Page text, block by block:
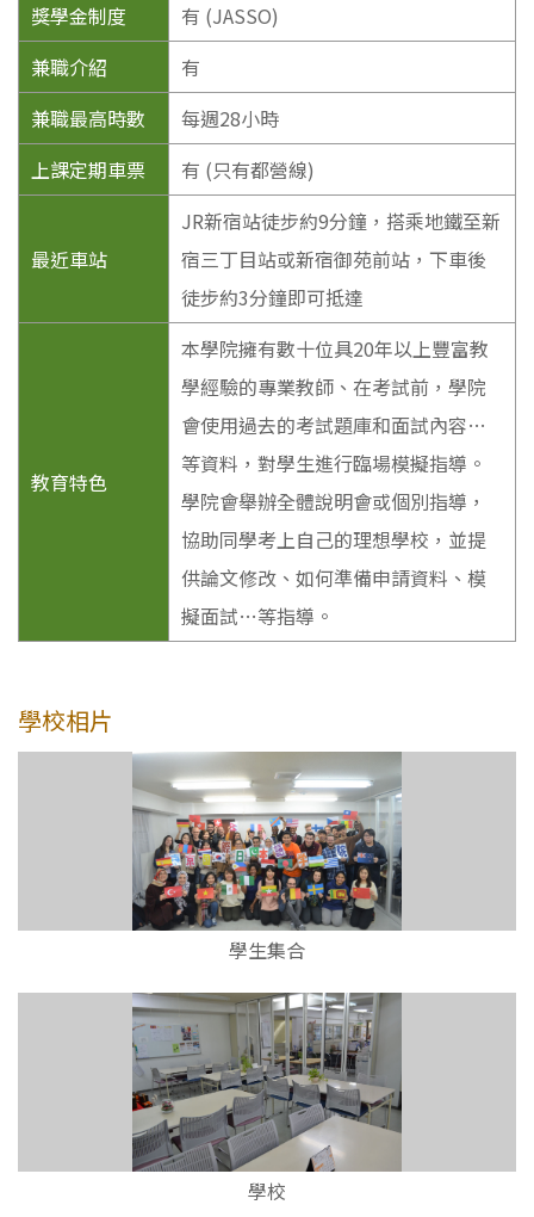
獎學金制度
有 (JASSO)
兼職介紹
有
兼職最高時數
每週28小時
上課定期車票
有 (只有都營線)
最近車站
JR新宿站徒步約9分鐘，搭乘地鐵至新
宿三丁目站或新宿御苑前站，下車後
徒步約3分鐘即可抵達
教育特色
本學院擁有數十位具20年以上豐富教
學經驗的專業教師、在考試前，學院
會使用過去的考試題庫和面試內容…
等資料，對學生進行臨場模擬指導。
學院會舉辦全體說明會或個別指導，
協助同學考上自己的理想學校，並提
供論文修改、如何準備申請資料、模
擬面試…等指導。
學校相片
學生集合
學校